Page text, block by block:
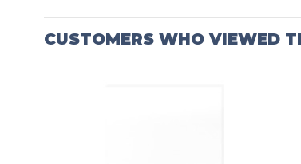
CUSTOMERS WHO VIEWED